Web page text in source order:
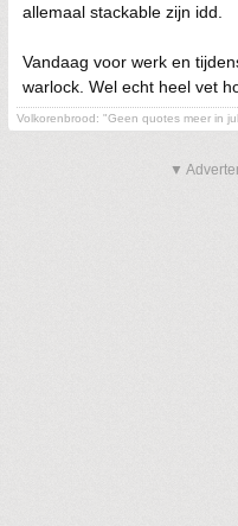
allemaal stackable zijn idd.
Vandaag voor werk en
warlock. Wel echt heel vet
Volkorenbrood: "Geen quotes meer in
▼